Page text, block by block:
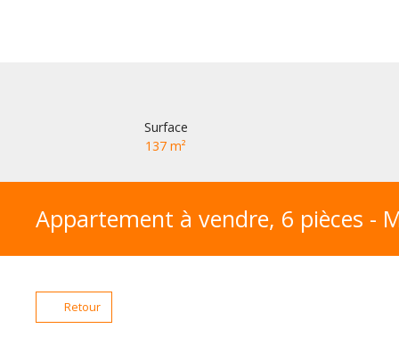
Surface
137m²
Appartement à vendre, 6 pièces -
Retour